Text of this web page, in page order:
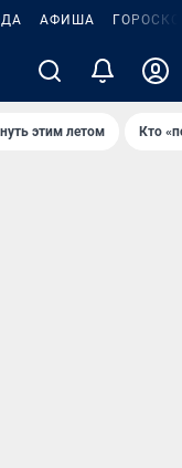
АФИША
этим летом Кто